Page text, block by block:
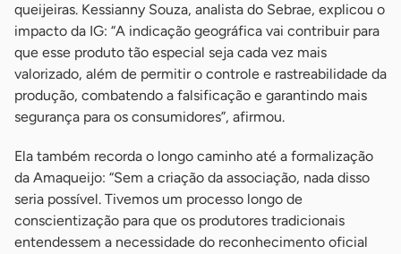
queijeiras. Kessianny Souza, analista do Sebrae, explicou o
impacto da IG: “A indicação geográfica vai contribuir para
que esse produto tão especial seja cada vez mais
valorizado, além de permitir o controle e rastreabilidade da
produção, combatendo a falsificação e garantindo mais
segurança para os consumidores”, afirmou.
Ela também recorda o longo caminho até a formalização
da Amaqueijo: “Sem a criação da associação, nada disso
seria possível. Tivemos um processo longo de
conscientização para que os produtores tradicionais
entendessem a necessidade do reconhecimento oficial